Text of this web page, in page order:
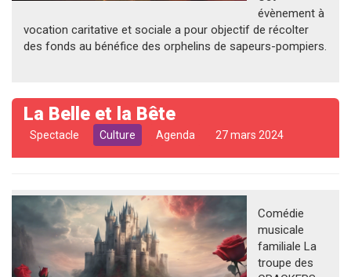
évènement à
vocation caritative et sociale a pour objectif de récolter
des fonds au bénéfice des orphelins de sapeurs-pompiers.
La Belle et la Bête
Spectacle Culture Agenda 27 mars 2024
Comédie
musicale
familiale La
troupe des